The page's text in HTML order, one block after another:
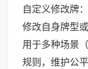
自定义修改牌
修改自身牌型
用于多种场景
规则，维护公平